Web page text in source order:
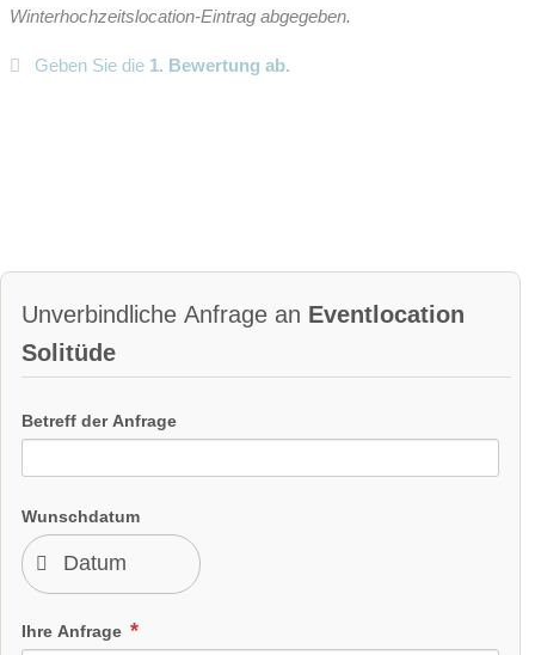
Winterhochzeitslocation-Eintrag abgegeben.
Geben Sie die 1. Bewertung ab.
Unverbindliche Anfrage an Eventlocation
Solitüde
Betreff der Anfrage
Wunschdatum
Ihre Anfrage